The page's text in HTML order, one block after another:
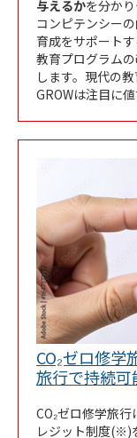
与えるかを分かり
コンピテンシー
育成をサポート
教育プログラム
します。現代の
GROWは注目に
CO₂ゼロ修
旅行で持続
CO₂ゼロ修学旅
レジット制度(※)